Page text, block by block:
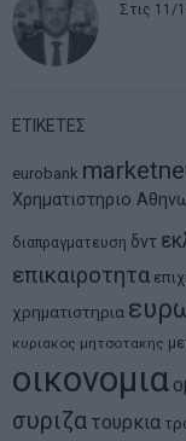
Στις 11/
ΕΤΙΚΕΤΕΣ
eurobank
Χρηματιστηριο
διαπραγματευση δντ
επικαιροτητα
χρηματιστηρια
κυριακος μητσοτακης
οικονομια
συριζα τουρκια